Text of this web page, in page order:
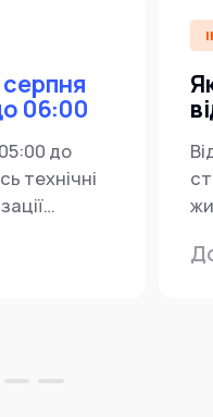
серпня
06:00
до
технічні